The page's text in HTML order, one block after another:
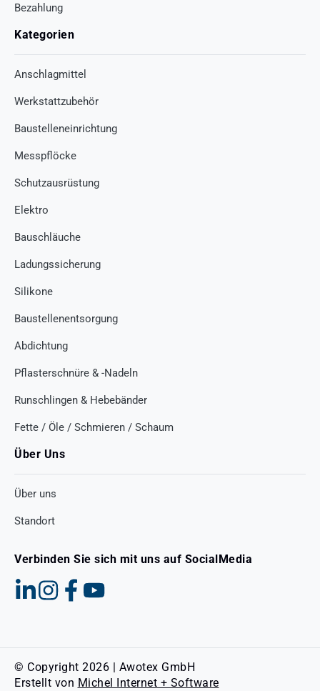
Bezahlung
Kategorien
Anschlagmittel
Werkstattzubehör
Baustelleneinrichtung
Messpflöcke
Schutzausrüstung
Elektro
Bauschläuche
Ladungssicherung
Silikone
Baustellenentsorgung
Abdichtung
Pflasterschnüre & -Nadeln
Runschlingen & Hebebänder
Fette / Öle / Schmieren / Schaum
Über Uns
Über uns
Standort
Verbinden Sie sich mit uns auf SocialMedia
© Copyright 2026 | Awotex GmbH
Erstellt von Michel Internet + Software